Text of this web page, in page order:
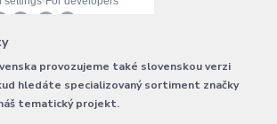
provozujeme také slovenskou verzi
hledáte specializovaný sortiment značky
tematický projekt.